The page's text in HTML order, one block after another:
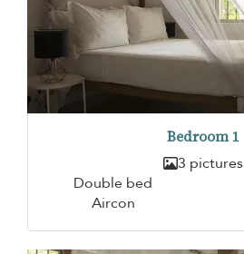
Bedroom 1
3 pictures
Double bed
Aircon